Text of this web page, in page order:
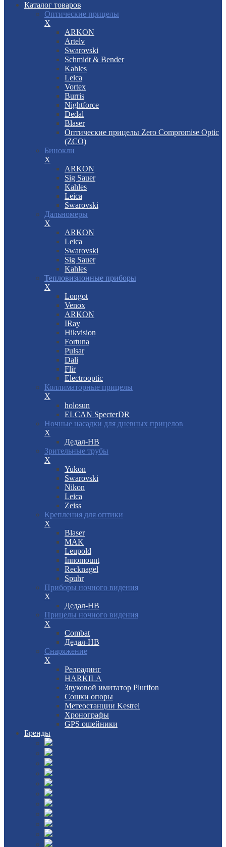
Каталог товаров
Оптические прицелы
X
ARKON
Artelv
Swarovski
Schmidt & Bender
Kahles
Leica
Vortex
Burris
Nightforce
Dedal
Blaser
Оптические прицелы Zero Compromise Optic
(ZCO)
Бинокли
X
ARKON
Sig Sauer
Kahles
Leica
Swarovski
Дальномеры
X
ARKON
Leica
Swarovski
Sig Sauer
Kahles
Тепловизионные приборы
X
Longot
Venox
ARKON
IRay
Hikvision
Fortuna
Pulsar
Dali
Flir
Electrooptic
Коллиматорные прицелы
X
holosun
ELCAN SpecterDR
Ночные насадки для дневных прицелов
X
Дедал-НВ
Зрительные трубы
X
Yukon
Swarovski
Nikon
Leica
Zeiss
Крепления для оптики
X
Blaser
MAK
Leupold
Innomount
Recknagel
Spuhr
Приборы ночного видения
X
Дедал-НВ
Прицелы ночного видения
X
Combat
Дедал-НВ
Снаряжение
X
Релоадинг
HARKILA
Звуковой имитатор Plurifon
Сошки опоры
Метеостанции Kestrel
Хронографы
GPS ошейники
Бренды